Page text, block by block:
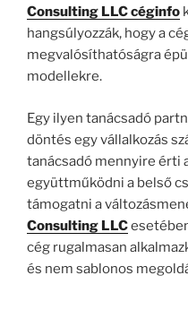
Consulting LLC céginfo
hangsúlyozzák, hogy a
megvalósíthatóságra
modellekre.
Egy ilyen tanácsadó
döntés egy vállalkozás
tanácsadó mennyire érti
együttműködni a belső
támogatni a
Consulting LLC
cég rugalmasan
és nem sablonos